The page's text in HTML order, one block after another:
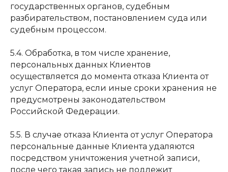
государственных органов, судебным
разбирательством, постановлением суда или
судебным процессом.
5.4. Обработка, в том числе хранение,
персональных данных Клиентов
осуществляется до момента отказа Клиента от
услуг Оператора, если иные сроки хранения не
предусмотрены законодательством
Российской Федерации.
5.5. В случае отказа Клиента от услуг Оператора
персональные данные Клиента удаляются
посредством уничтожения учетной записи,
после чего такая запись не подлежит